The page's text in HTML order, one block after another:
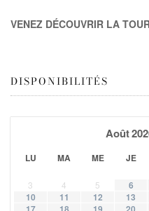
VENEZ DÉCOUVRIR LA
DISPONIBILITÉS
Août
LU MA ME JE
3
4 5 6
10
11 12 13